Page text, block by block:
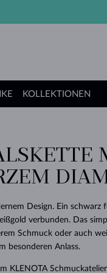
DURCHSEHEN
DURCHSEHEN
GELBGOLD
ROSÉGOLD
DURCHSEHEN
TANSANITE
TOPASE
MOLDAVITE
BABY-OHRRINGE
DURCHSEHEN
TURMALINE
MOLDAVITE
PERLEN ANHÄNGER
WEISSGOLDDINGE
DURCHSEHEN
DURCHSEHEN
SAPHIRE
SMARAGDE
MINERALIEN
HOCHZEITSSCHMUCK
DURCHSEHEN
DURCHSEHEN
KOLLEKTIONEN
DURCHSEHEN
Design. Ein
verbunden. Das
Schmuck oder auch
besonderen Anlass.
KLENOTA